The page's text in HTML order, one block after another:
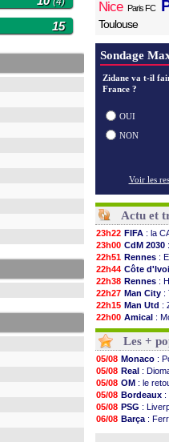
15
Nice Paris FC
Toulouse
Sondage
Zidane va t-il
France ?
OUI
NON
Voir les
Actu et
23h22 FIFA : la
23h00 CdM 2030
22h51 Rennes :
22h44 Côte
22h38 Rennes :
22h27 Man City :
22h15 Man Utd :
22h00 Amical :
21h48 Nantes:
21h39
OM: le
21h26 Monaco:
21h05
FIFA:
20h47
FIFA :
20h30
PSG:
20h18
Real:
20h04
Lyon:
19h47
OM: une
Les +
05/08 Monaco :
05/08 Real :
05/08 OM : le
05/08 Bordeaux :
05/08 PSG :
06/08 Barça :